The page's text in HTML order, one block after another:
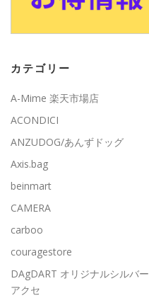
カテゴリー
A-Mime 楽天市場店
ACONDICI
ANZUDOG/あんずドッグ
Axis.bag
beinmart
CAMERA
carboo
couragestore
DAgDART オリジナルシルバー
アクセ